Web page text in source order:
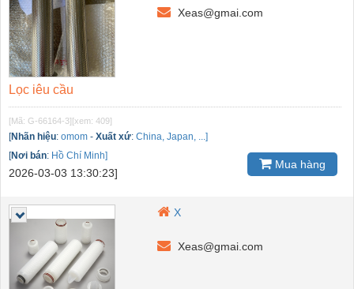
Xeas@gmai.com
Lọc iêu cầu
[Mã: G-66164-3] [xem: 409]
[Nhãn hiệu: omom - Xuất xứ: China, Japan, ...]
[Nơi bán: Hồ Chí Minh]
2026-03-03 13:30:23]
Mua hàng
X
Xeas@gmai.com